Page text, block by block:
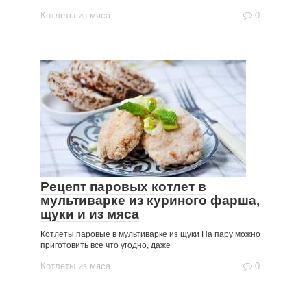
Котлеты из мяса 0
Рецепт паровых котлет в
мультиварке из куриного фарша,
щуки и из мяса
Котлеты паровые в мультиварке из щуки На пару можно
приготовить все что угодно, даже
Котлеты из мяса 0